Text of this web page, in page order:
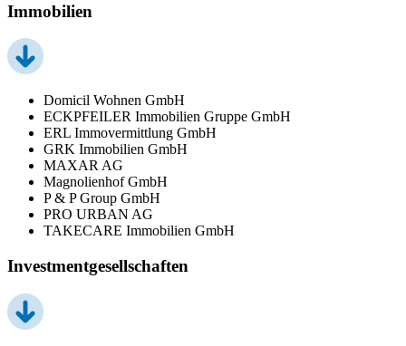
Immobilien
Domicil Wohnen GmbH
ECKPFEILER Immobilien Gruppe GmbH
ERL Immovermittlung GmbH
GRK Immobilien GmbH
MAXAR AG
Magnolienhof GmbH
P & P Group GmbH
PRO URBAN AG
TAKECARE Immobilien GmbH
Investmentgesellschaften